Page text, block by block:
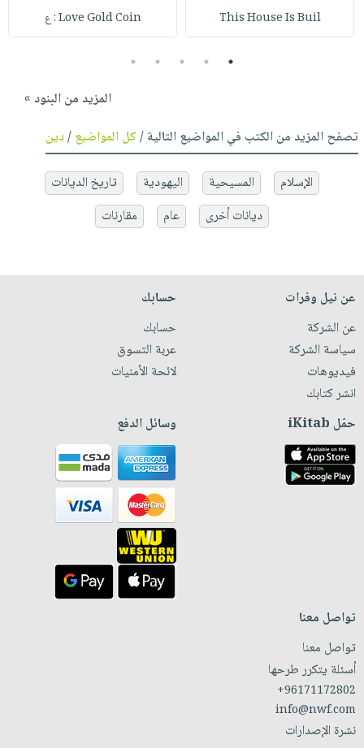
This House Is Buil Love Gold Coin : ع
1
2
3
4
5
المزيد من البنود »
تصفح المزيد من الكتب في المواضيع التالية /كل المواضيع/دين
الإسلام المسيحية اليهودية
تاريخ الديانات
ديانات أخرى
عام مقارنات
عن نيل وفرات
عن الشركة
سياسة الشركة
فيديوهات
انشر كتابك
حسابك
حسابك
عربة التسوق
لائحة الأمنيات
حمّل iKitab وسائل الدفع
تواصل معنا
تواصل معنا
أسئلة يتكرر طرحها
+96171172802
info@nwf.com
نشرة الإصدارات